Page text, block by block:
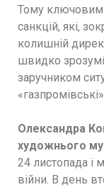
Тому ключовим
санкцій, які,
колишній
швидко
заручником
Олександра
художнього
24 листопада і
війни. В день